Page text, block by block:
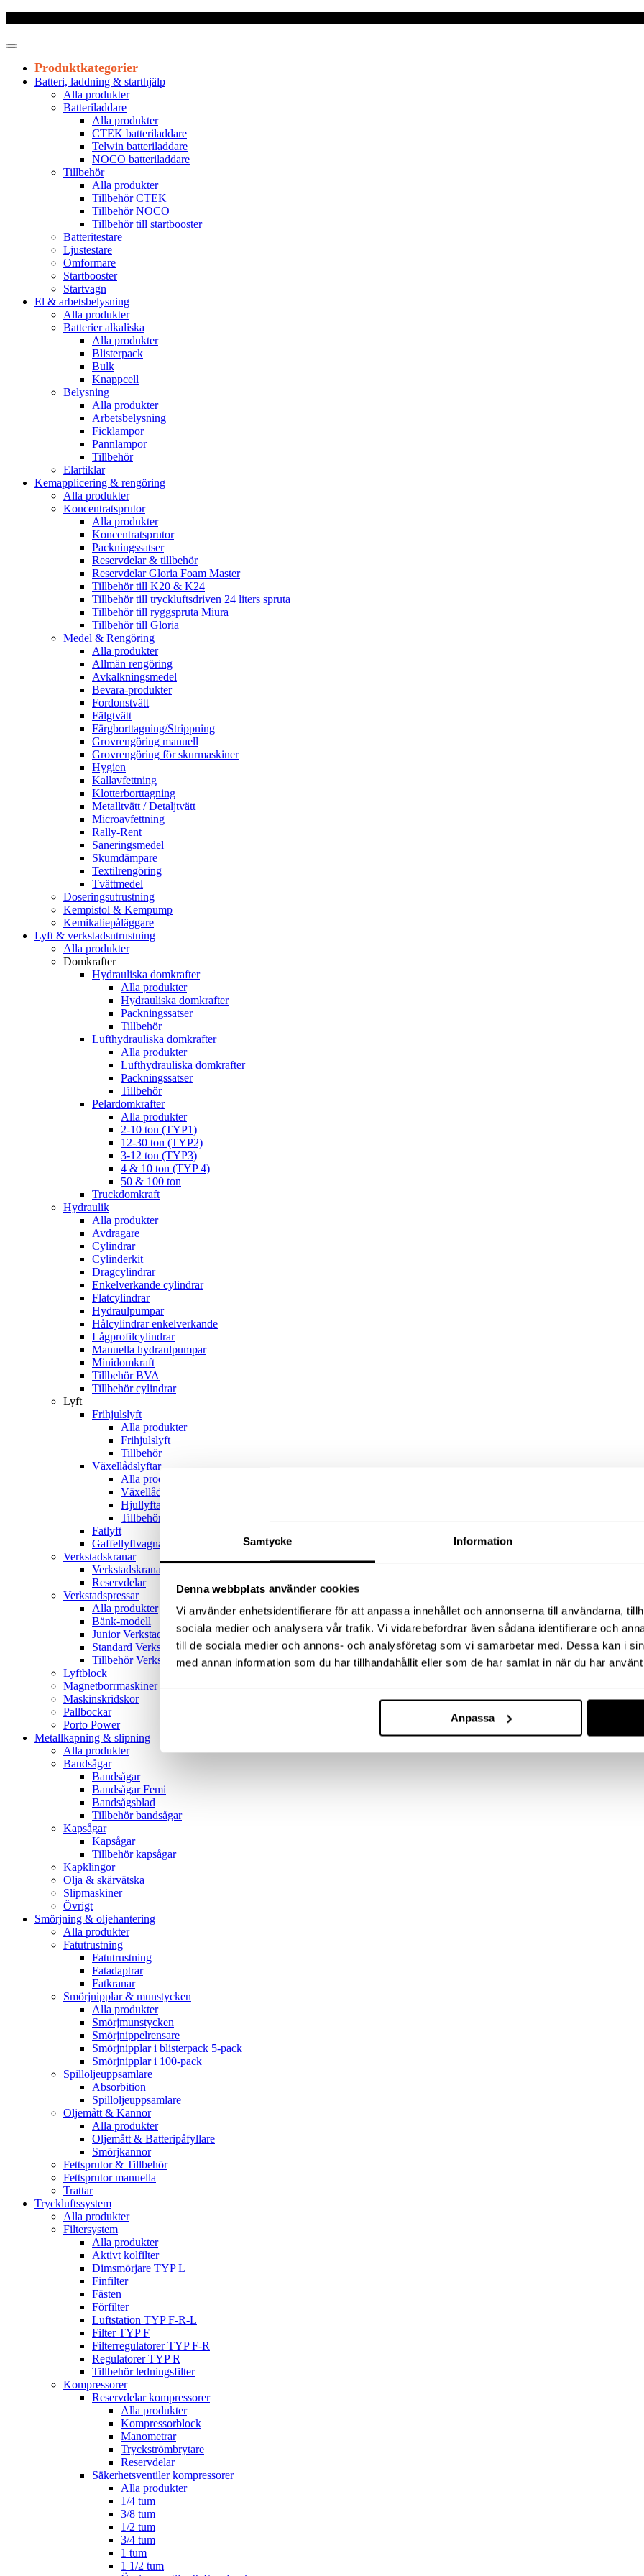
Samtycke Information
Denna webbplats använder cookies
Vi använder enhetsidentifierare för att anpassa innehållet och annonserna till användarna,
sociala medier och analysera vår trafik. Vi vidarebefordrar även sådana identifierare och
till de sociala medier och annons- och analysföretag som vi samarbetar med. Dessa kan i
med annan information som du har tillhandahållit eller som de har samlat in när du har
Anpassa
Produktkategorier
Batteri, laddning & starthjälp
Alla produkter
Batteriladdare
Alla produkter
CTEK batteriladdare
Telwin batteriladdare
NOCO batteriladdare
Tillbehör
Alla produkter
Tillbehör CTEK
Tillbehör NOCO
Tillbehör till startbooster
Batteritestare
Ljustestare
Omformare
Startbooster
Startvagn
El & arbetsbelysning
Alla produkter
Batterier alkaliska
Alla produkter
Blisterpack
Bulk
Knappcell
Belysning
Alla produkter
Arbetsbelysning
Ficklampor
Pannlampor
Tillbehör
Elartiklar
Kemapplicering & rengöring
Alla produkter
Koncentratsprutor
Alla produkter
Koncentratsprutor
Packningssatser
Reservdelar & tillbehör
Reservdelar Gloria Foam Master
Tillbehör till K20 & K24
Tillbehör till tryckluftsdriven 24 liters spruta
Tillbehör till ryggspruta Miura
Tillbehör till Gloria
Medel & Rengöring
Alla produkter
Allmän rengöring
Avkalkningsmedel
Bevara-produkter
Fordonstvätt
Fälgtvätt
Färgborttagning/Strippning
Grovrengöring manuell
Grovrengöring för skurmaskiner
Hygien
Kallavfettning
Klotterborttagning
Metalltvätt / Detaljtvätt
Microavfettning
Rally-Rent
Saneringsmedel
Skumdämpare
Textilrengöring
Tvättmedel
Doseringsutrustning
Kempistol & Kempump
Kemikaliepåläggare
Lyft & verkstadsutrustning
Alla produkter
Domkrafter
Hydrauliska domkrafter
Alla produkter
Hydrauliska domkrafter
Packningssatser
Tillbehör
Lufthydrauliska domkrafter
Alla produkter
Lufthydrauliska domkrafter
Packningssatser
Tillbehör
Pelardomkrafter
Alla produkter
2-10 ton (TYP1)
12-30 ton (TYP2)
3-12 ton (TYP3)
4 & 10 ton (TYP 4)
50 & 100 ton
Truckdomkraft
Hydraulik
Alla produkter
Avdragare
Cylindrar
Cylinderkit
Dragcylindrar
Enkelverkande cylindrar
Flatcylindrar
Hydraulpumpar
Hålcylindrar enkelverkande
Lågprofilcylindrar
Manuella hydraulpumpar
Minidomkraft
Tillbehör BVA
Tillbehör cylindrar
Lyft
Frihjulslyft
Alla produkter
Frihjulslyft
Tillbehör
Växellådslyftar
Alla produkter
Växellådslyftar
Hjullyftar
Tillbehör
Fatlyft
Gaffellyftvagnar
Verkstadskranar
Verkstadskranar
Reservdelar
Verkstadspressar
Alla produkter
Bänk-modell
Junior Verkstadspress
Standard Verkstadspress
Tillbehör Verkstadspressar
Lyftblock
Magnetborrmaskiner
Maskinskridskor
Pallbockar
Porto Power
Metallkapning & slipning
Alla produkter
Bandsågar
Bandsågar
Bandsågar Femi
Bandsågsblad
Tillbehör bandsågar
Kapsågar
Kapsågar
Tillbehör kapsågar
Kapklingor
Olja & skärvätska
Slipmaskiner
Övrigt
Smörjning & oljehantering
Alla produkter
Fatutrustning
Fatutrustning
Fatadaptrar
Fatkranar
Smörjnipplar & munstycken
Alla produkter
Smörjmunstycken
Smörjnippelrensare
Smörjnipplar i blisterpack 5-pack
Smörjnipplar i 100-pack
Spilloljeuppsamlare
Absorbition
Spilloljeuppsamlare
Oljemått & Kannor
Alla produkter
Oljemått & Batteripåfyllare
Smörjkannor
Fettsprutor & Tillbehör
Fettsprutor manuella
Trattar
Tryckluftssystem
Alla produkter
Filtersystem
Alla produkter
Aktivt kolfilter
Dimsmörjare TYP L
Finfilter
Fästen
Förfilter
Luftstation TYP F-R-L
Filter TYP F
Filterregulatorer TYP F-R
Regulatorer TYP R
Tillbehör ledningsfilter
Kompressorer
Reservdelar kompressorer
Alla produkter
Kompressorblock
Manometrar
Tryckströmbrytare
Reservdelar
Säkerhetsventiler kompressorer
Alla produkter
1/4 tum
3/8 tum
1/2 tum
3/4 tum
1 tum
1 1/2 tum